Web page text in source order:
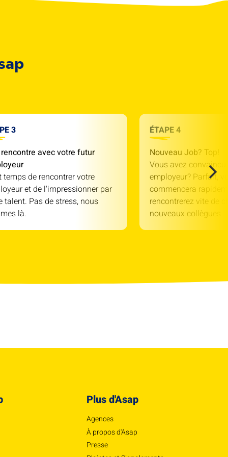
3
avec votre futur
temps de rencontrer votre
et de l'impressionner par
talent. Pas de stress, nous
là.
ÉTAPE 4
Nouveau Job? Top!
Vous avez
employeur? Parfait,
commencera
rencontrerez vite de
nouveaux collègues
Plus d'Asap
Agences
À propos d'Asap
Presse